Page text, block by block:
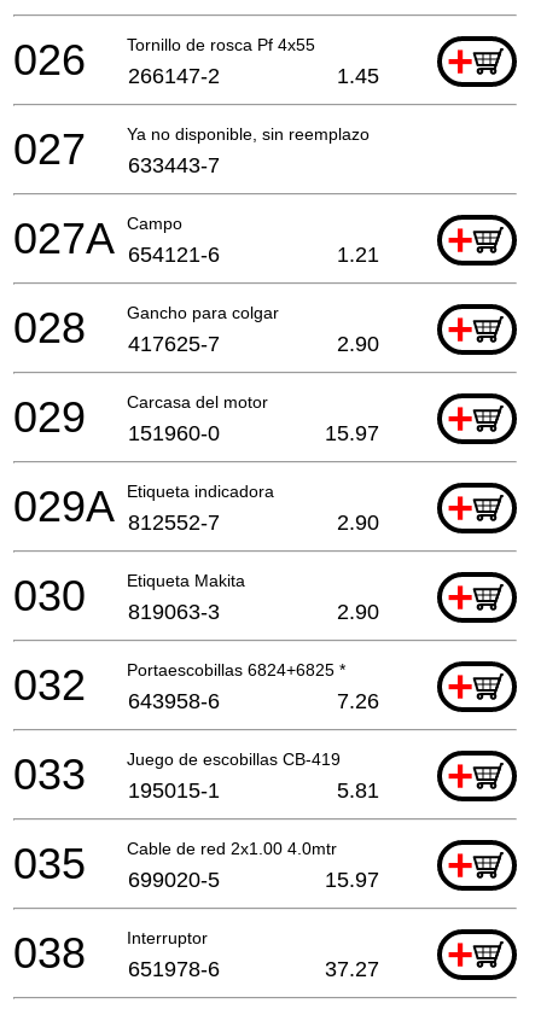
Tornillo de rosca Pf 4x55 +
026 266147-2 1.45
Ya no disponible, sin reemplazo
027 633443-7
Campo +
027A 654121-6 1.21
Gancho para colgar +
028 417625-7 2.90
Carcasa del motor +
029 151960-0 15.97
Etiqueta indicadora +
029A 812552-7 2.90
Etiqueta Makita +
030 819063-3 2.90
Portaescobillas 6824+6825 * +
032 643958-6 7.26
Juego de escobillas CB-419 +
033 195015-1 5.81
Cable de red 2x1.00 4.0mtr +
035 699020-5 15.97
Interruptor +
038 651978-6 37.27